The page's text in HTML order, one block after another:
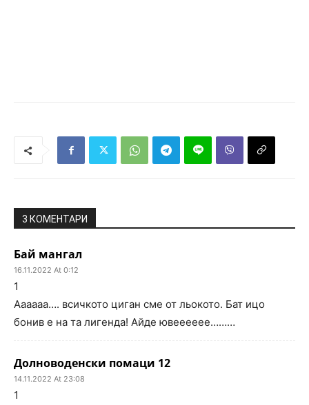
3 КОМЕНТАРИ
Бай мангал
16.11.2022 At 0:12
1
Аааааа…. всичкото циган сме от льокото. Бат ицо
бонив е на та лигенда! Айде ювееееее………
Долноводенски помаци 12
14.11.2022 At 23:08
1